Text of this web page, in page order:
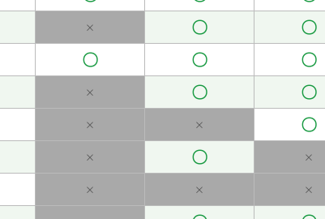
气好的时候去爬山，看漂亮的红叶。下次见！( 50代
太多，但是我的公司有很多中国同事，有时候可以
)
× 〇 〇
〇 〇 〇
× 〇 〇
× × 〇
× 〇 ×
× × ×